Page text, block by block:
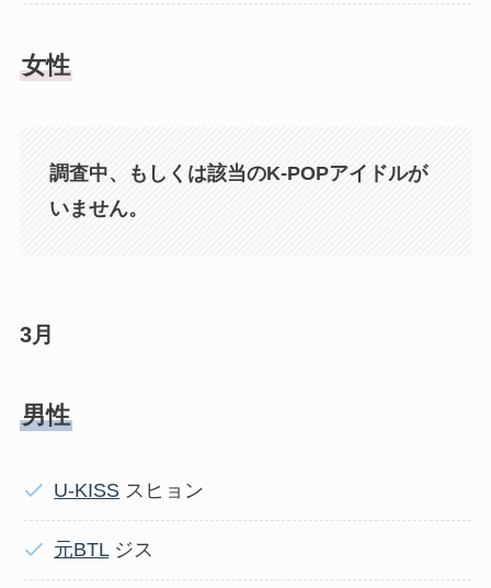
女性
調査中、もしくは該当のK-POPアイドルが
いません。
3月
男性
U-KISS スヒョン
元BTLジス